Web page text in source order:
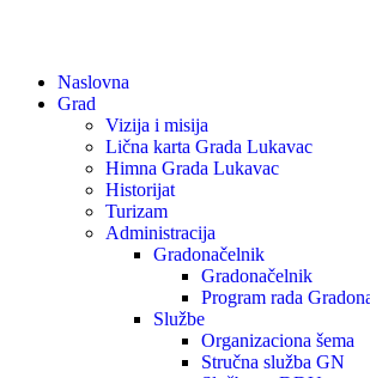
Naslovna
Grad
Vizija i misija
Lična karta Grada Lukavac
Himna Grada Lukavac
Historijat
Turizam
Administracija
Gradonačelnik
Gradonačelnik
Program rada
Službe
Organizaciona šema
Stručna služba GN